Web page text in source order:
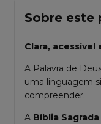
Sobre este
Clara, acessível
A Palavra de
uma linguagem
compreender.
A Bíblia Sagrada